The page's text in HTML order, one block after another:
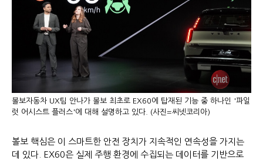
볼보자동차 UX팀 안나가 볼보 최초로 EX60에 탑재된 기능 중 하나인 '파일
럿 어시스트 플러스'에 대해 설명하고 있다. (사진=씨넷코리아)
볼보 핵심은 이 스마트한 안전 장치가 지속적인 연속성을 가지는
데 있다. EX60은 실제 주행 환경에 수집되는 데이터를 기반으로